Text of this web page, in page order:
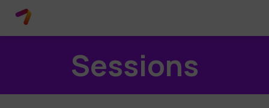
Sessions